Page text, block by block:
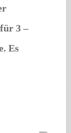
3 –
Es